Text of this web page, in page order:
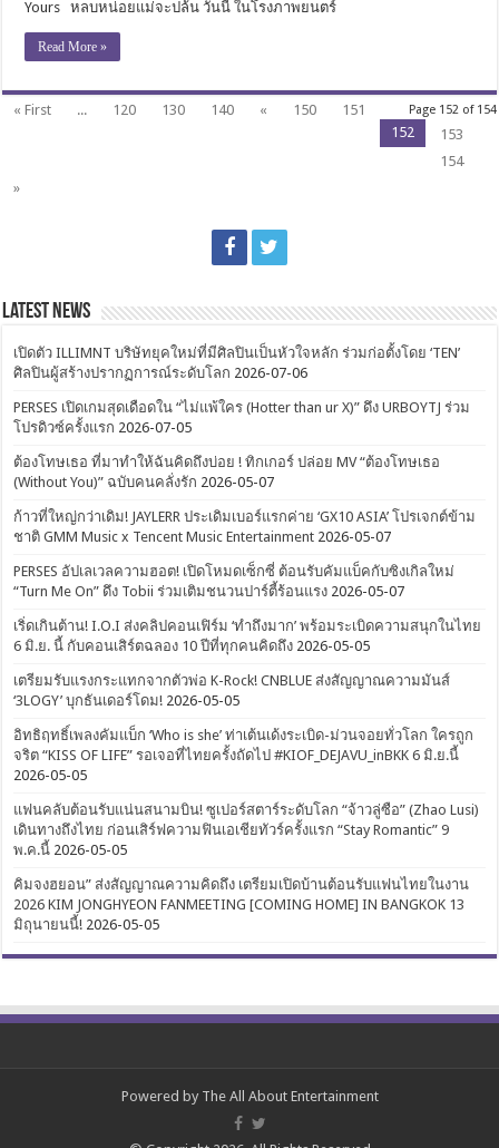
Yours หลบหน่อยแม่จะปล้น วันนี้ ในโรงภาพยนตร์
Read More »
Page 152 of 154
« First ... 120 130 140 « 150
151
152
153
154
»
Latest News
เปิดตัว ILLIMNT บริษัทยุคใหม่ที่มีศิลปินเป็นหัวใจหลัก ร่วมก่อตั้งโดย ‘TEN’
ศิลปินผู้สร้างปรากฏการณ์ระดับโลก 2026-07-06
PERSES เปิดเกมสุดเดือดใน “ไม่แพ้ใคร (Hotter than ur X)” ดึง URBOYTJ ร่วม
โปรดิวซ์ครั้งแรก 2026-07-05
ต้องโทษเธอ ที่มาทำให้ฉันคิดถึงบ่อย ! ทิกเกอร์ ปล่อย MV “ต้องโทษเธอ
(Without You)” ฉบับคนคลั่งรัก 2026-05-07
ก้าวที่ใหญ่กว่าเดิม! JAYLERR ประเดิมเบอร์แรกค่าย ‘GX10 ASIA’ โปรเจกต์ข้าม
ชาติ GMM Music x Tencent Music Entertainment 2026-05-07
PERSES อัปเลเวลความฮอต! เปิดโหมดเซ็กซี่ ต้อนรับคัมแบ็คกับซิงเกิลใหม่
“Turn Me On” ดึง Tobii ร่วมเติมชนวนปาร์ตี้ร้อนแรง 2026-05-07
เริ่ดเกินต้าน! I.O.I ส่งคลิปคอนเฟิร์ม ‘ทำถึงมาก’ พร้อมระเบิดความสนุกในไทย
6 มิ.ย. นี้ กับคอนเสิร์ตฉลอง 10 ปีที่ทุกคนคิดถึง 2026-05-05
เตรียมรับแรงกระแทกจากตัวพ่อ K-Rock! CNBLUE ส่งสัญญาณความมันส์
‘3LOGY’ บุกธันเดอร์โดม! 2026-05-05
อิทธิฤทธิ์เพลงคัมแบ็ก ‘Who is she’ ท่าเต้นเด้งระเบิด-ม่วนจอยทั่วโลก ใครถูก
จริต “KISS OF LIFE” รอเจอที่ไทยครั้งถัดไป #KIOF_DEJAVU_inBKK 6 มิ.ย.นี้
2026-05-05
แฟนคลับต้อนรับแน่นสนามบิน! ซูเปอร์สตาร์ระดับโลก “จ้าวลู่ซือ” (Zhao Lusi)
เดินทางถึงไทย ก่อนเสิร์ฟความฟินเอเชียทัวร์ครั้งแรก “Stay Romantic” 9
พ.ค.นี้ 2026-05-05
คิมจงฮยอน” ส่งสัญญาณความคิดถึง เตรียมเปิดบ้านต้อนรับแฟนไทยในงาน
2026 KIM JONGHYEON FANMEETING [COMING HOME] IN BANGKOK 13
มิถุนายนนี้! 2026-05-05
Powered by The All About Entertainment